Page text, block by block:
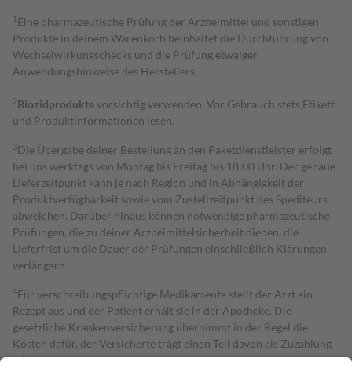
1 Eine pharmazeutische Prüfung der Arzneimittel und sonstigen
Produkte in deinem Warenkorb beinhaltet die Durchführung von
Wechselwirkungschecks und die Prüfung etwaiger
Anwendungshinweise des Herstellers.
2Biozidproduktevorsichtig verwenden. Vor Gebrauch stets Etikett
und Produktinformationen lesen.
3Die Übergabe deiner Bestellung an den Paketdienstleister erfolgt
bei uns werktags von Montag bis Freitag bis 18:00 Uhr. Der genaue
Lieferzeitpunkt kann je nach Region und in Abhängigkeit der
Produktverfügbarkeit sowie vom Zustellzeitpunkt des Spediteurs
abweichen. Darüber hinaus können notwendige pharmazeutische
Prüfungen, die zu deiner Arzneimittelsicherheit dienen, die
Lieferfrist um die Dauer der Prüfungen einschließlich Klärungen
verlängern.
4Für verschreibungspflichtige Medikamente stellt der Arzt ein
Rezept aus und der Patient erhält sie in der Apotheke. Die
gesetzliche Krankenversicherung übernimmt in der Regel die
Kosten dafür, der Versicherte trägt einen Teil davon als Zuzahlung
mit.